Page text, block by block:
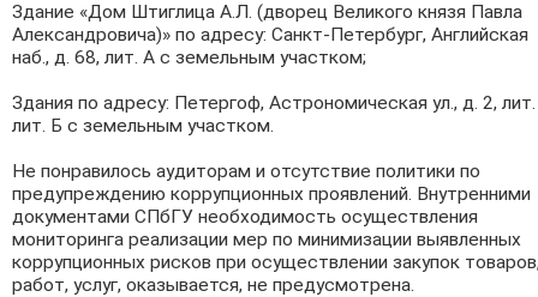
Здание «Дом Штиглица А.Л. (дворец Великого князя Павла
Александровича)» по адресу: Санкт-Петербург, Английская
наб., д. 68, лит. А с земельным участком;
Здания по адресу: Петергоф, Астрономическая ул., д. 2,
лит. Б с земельным участком.
Не понравилось аудиторам и отсутствие политики по
предупреждению коррупционных проявлений. Внутренними
документами СПбГУ необходимость осуществления
мониторинга реализации мер по минимизации выявленных
коррупционных рисков при осуществлении закупок
работ, услуг, оказывается, не предусмотрена.